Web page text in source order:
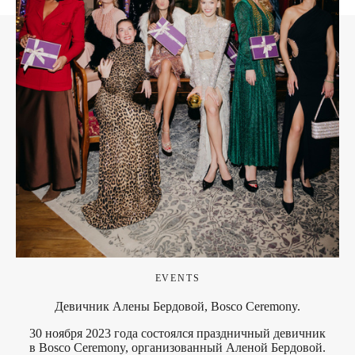
EVENTS
Девичник Алены Бердовой, Bosco Ceremony.
30 ноября 2023 года состоялся праздничный девичник
в Bosco Ceremony, организованный Аленой Бердовой.